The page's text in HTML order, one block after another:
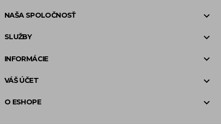
NAŠA SPOLOČNOSŤ 
SLUŽBY 
INFORMÁCIE 
VÁŠ ÚČET 
O ESHOPE 